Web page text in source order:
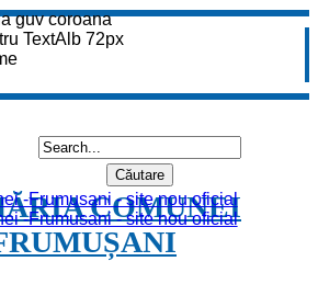
COMUNEI